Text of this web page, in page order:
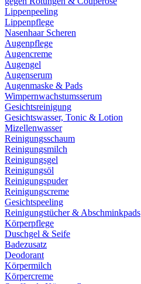
Lippenpeeling
Lippenpflege
Nasenhaar Scheren
Augenpflege
Augencreme
Augengel
Augenserum
Augenmaske & Pads
Wimpernwachstumsserum
Gesichtsreinigung
Gesichtswasser, Tonic & Lotion
Mizellenwasser
Reinigungsschaum
Reinigungsmilch
Reinigungsgel
Reinigungsöl
Reinigungspuder
Reinigungscreme
Gesichtspeeling
Reinigungstücher & Abschminkpads
Körperpflege
Duschgel & Seife
Badezusatz
Deodorant
Körpermilch
Körpercreme